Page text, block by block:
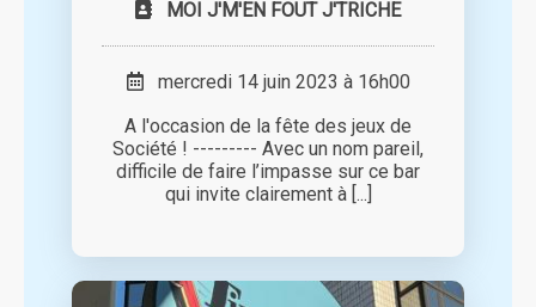
MOI J'M'EN FOUT J'TRICHE
mercredi 14 juin 2023 à 16h00
A l'occasion de la fête des jeux de
Société ! --------- Avec un nom pareil,
difficile de faire l’impasse sur ce bar
qui invite clairement à [...]